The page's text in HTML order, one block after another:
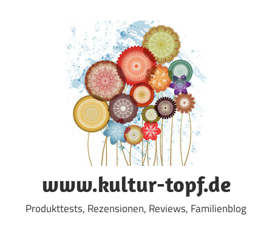
www.kultur-topf.de
Produkttests, Rezensionen, Reviews, Familienblog